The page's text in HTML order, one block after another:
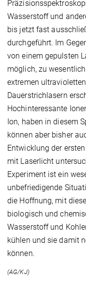
Wasserstoff und
bis jetzt fast
durchgeführt. Im
von einem gepulsten
möglich, zu
extremen
Dauerstrichlasern
Hochinteressante
Ion, haben in diesem
können aber bisher
Entwicklung der
mit Laserlicht
Experiment ist ein
unbefriedigende
die Hoffnung, mit
biologisch und
Wasserstoff und
kühlen und sie damit
können.
(AG/KJ)